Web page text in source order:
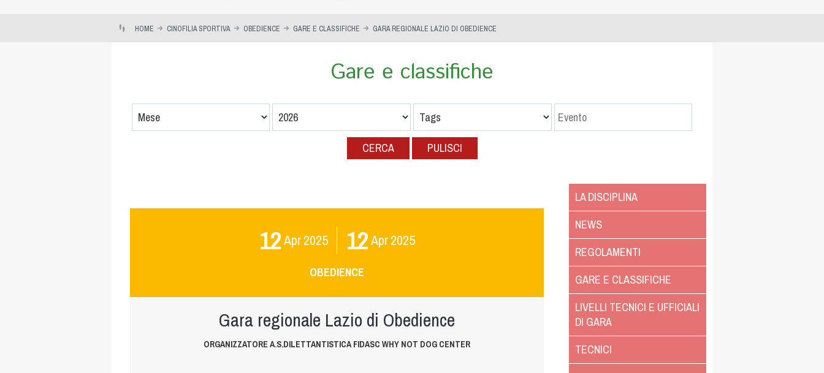
HOME CINOFILIA SPORTIVA OBEDIENCE GARE E CLASSIFICHE GARA REGIONALE LAZIO DI OBEDIENCE
Gare e classifiche
CERCA PULISCI
12Apr2025 12Apr2025
OBEDIENCE
Gara regionale Lazio di Obedience
ORGANIZZATORE A.S.DILETTANTISTICA FIDASC WHY NOT DOG CENTER
LA DISCIPLINA
NEWS
REGOLAMENTI
GARE E CLASSIFICHE
LIVELLI TECNICI E UFFICIALI
DI GARA
TECNICI